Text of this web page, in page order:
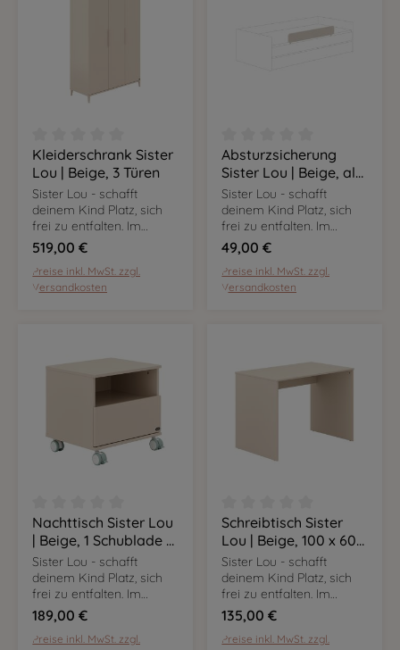
Durchschnittliche Bewertung von 0 von 5 Sternen
Kleiderschrank Sister
Lou | Beige, 3 Türen
Sister Lou - schafft
deinem Kind Platz, sich
frei zu entfalten. Im
angesagten Cashmere-
Beige sind die Möbel
flexibel nutzbar und
passen sich euren
519,00 €
Preise inkl. MwSt. zzgl.
Versandkosten
Durchschnittliche
Absturzsicherung
Sister Lou | Beige, als
Ergänzung zum
Kojenbett
Sister Lou - schafft
deinem Kind Platz, sich
frei zu entfalten. Im
angesagten Cashmere-
Beige sind die Möbel
flexibel nutzbar und
passen sich euren
49,00 €
Preise inkl. MwSt. zzgl.
Versandkosten
Durchschnittliche Bewertung von 0 von 5 Sternen
Nachttisch Sister Lou
| Beige, 1 Schublade &
1 offenes Fach
Sister Lou - schafft
deinem Kind Platz, sich
frei zu entfalten. Im
angesagten Cashmere-
Beige sind die Möbel
flexibel nutzbar und
189,00 €
Preise inkl. MwSt. zzgl.
Durchschnittliche
Schreibtisch Sister
Lou | Beige, 100 x 60
cm
Sister Lou - schafft
deinem Kind Platz, sich
frei zu entfalten. Im
angesagten Cashmere-
Beige sind die Möbel
flexibel nutzbar und
135,00 €
Preise inkl. MwSt. zzgl.